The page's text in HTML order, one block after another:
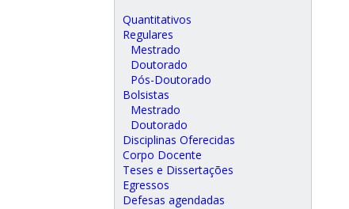
Quantitativos
Regulares
Mestrado
Doutorado
Pós-Doutorado
Bolsistas
Mestrado
Doutorado
Disciplinas Oferecidas
Corpo Docente
Teses e Dissertações
Egressos
Defesas agendadas